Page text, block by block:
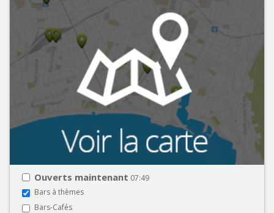
Ouverts maintenant 07:49
Bars à thèmes
Bars-Cafés